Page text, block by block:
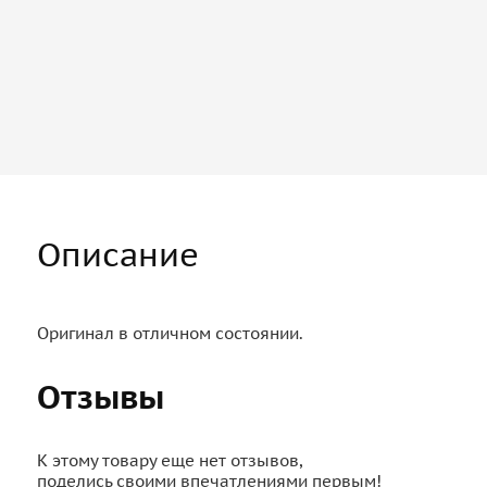
Описание
Оригинал в отличном состоянии.
Отзывы
К этому товару еще нет отзывов,
поделись своими впечатлениями первым!